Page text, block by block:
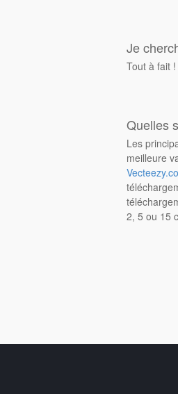
Je
Tout à fait
Quelles
Les
meilleure
2, 5 ou 15